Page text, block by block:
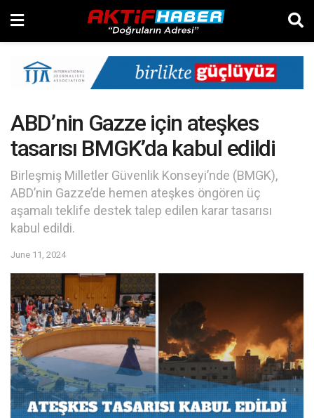
ABD’nin Gazze için ateşkes
tasarısı BMGK’da kabul edildi
Birleşmiş Milletler Güvenlik Konseyi’nde (BMGK),
ABD’nin Gazze’de hemen ateşkes öngören üç
aşamalı teklife destek talep edilen karar tasarısı
kabul edildi.
June 11, 2024